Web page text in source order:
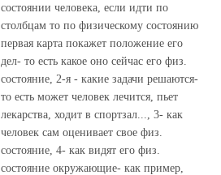
состоянии человека, если идти по
столбцам то по физическому состоянию
первая карта покажет положение его
дел- то есть какое оно сейчас его физ.
состояние, 2-я - какие задачи решаются-
то есть может человек лечится, пьет
лекарства, ходит в спортзал..., 3- как
человек сам оценивает свое физ.
состояние, 4- как видят его физ.
состояние окружающие- как пример,